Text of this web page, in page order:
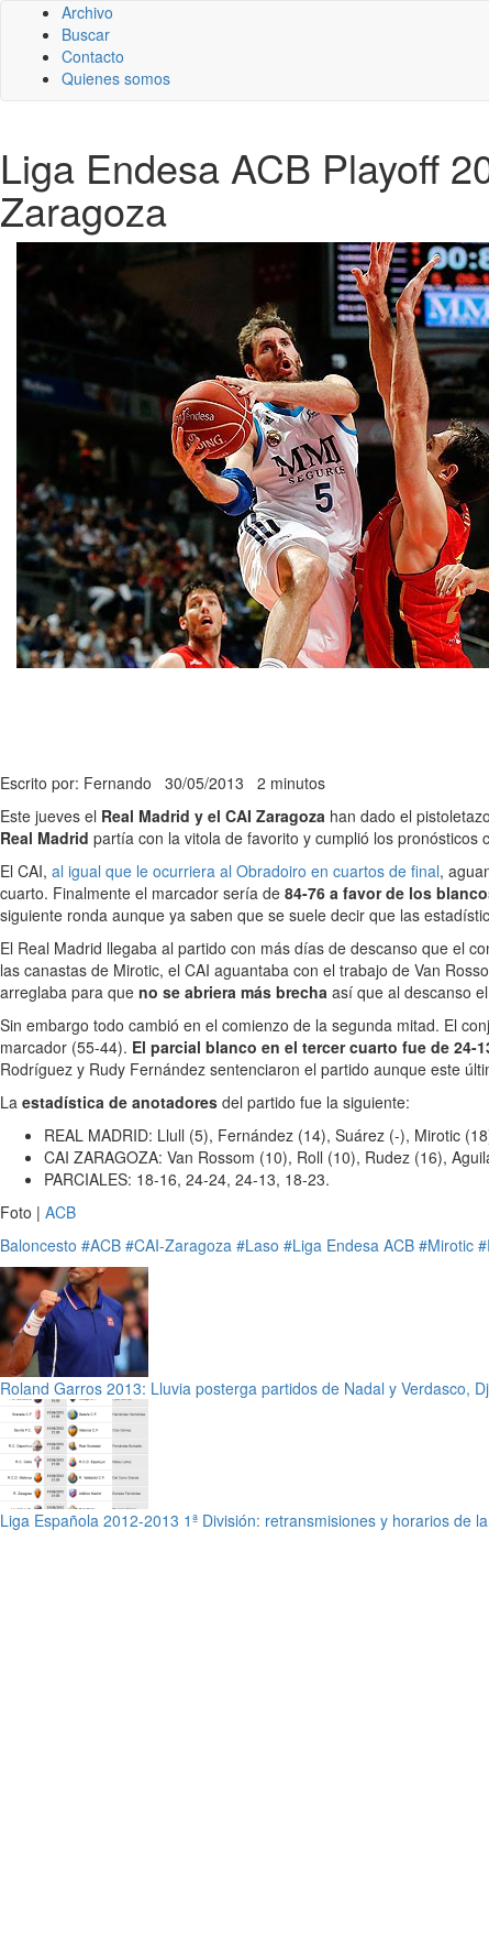
Archivo
Buscar
Contacto
Quienes somos
Liga Endesa ACB Playoff
Zaragoza
Escrito por: Fernando 30/05/2013 2 minutos
Este jueves el Real Madrid y el CAI Zaragoza han dado el
Real Madrid partía con la vitola de favorito y cumplió los
El CAI, al igual que le ocurriera al Obradoiro en cuartos de final,
cuarto. Finalmente el marcador sería de 84-76 a favor de los
siguiente ronda aunque ya saben que se suele decir que las
El Real Madrid llegaba al partido con más días de descanso que el
las canastas de Mirotic, el CAI aguantaba con el trabajo de Van
arreglaba para que no se abriera más brecha así que al descanso
Sin embargo todo cambió en el comienzo de la segunda mitad. El
marcador (55-44). El parcial blanco en el tercer cuarto fue de 24-
Rodríguez y Rudy Fernández sentenciaron el partido aunque este
La estadística de anotadores del partido fue la siguiente:
REAL MADRID: Llull (5), Fernández (14), Suárez (-), Mirotic
CAI ZARAGOZA: Van Rossom (10), Roll (10), Rudez (16),
PARCIALES: 18-16, 24-24, 24-13, 18-23.
Foto | ACB
Baloncesto #ACB #CAI-Zaragoza #Laso #Liga Endesa ACB #Mirotic
Roland Garros 2013: Lluvia posterga partidos de Nadal y Verdasco,
Liga Española 2012-2013 1ª División: retransmisiones y horarios de